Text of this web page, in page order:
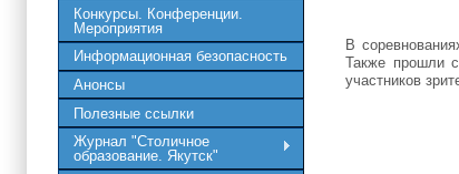
Конкурсы. Конференции.
Мероприятия
Информационная безопасность
Анонсы
Полезные ссылки
Журнал "Столичное
образование. Якутск"
В
Также прошли
участников